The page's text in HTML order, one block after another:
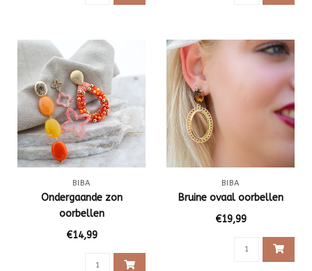
BIBA
Ondergaande zon
oorbellen
€14,99
BIBA
Bruine ovaal oorbellen
€19,99